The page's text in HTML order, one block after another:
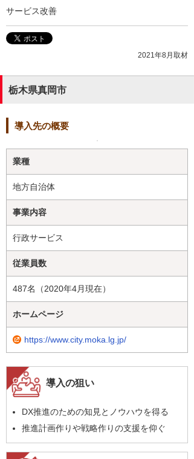
サービス改善
2021年8月取材
栃木県真岡市
導入先の概要
業種
地方自治体
事業内容
行政サービス
従業員数
487名（2020年4月現在）
ホームページ
https://www.city.moka.lg.jp/
導入の狙い
DX推進のための知見とノウハウを得る
推進計画作りや戦略作りの支援を仰ぐ